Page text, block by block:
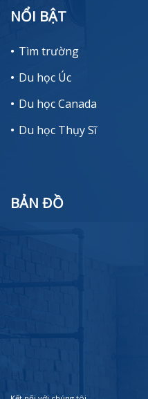
NỔI BẬT
Tìm trường
Du học Úc
Du học Canada
Du học Thụy Sĩ
BẢN ĐỒ